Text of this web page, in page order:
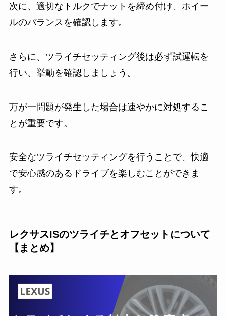
次に、適切なトルクでナットを締め付け、ホイー
ルのバランスを確認します。
さらに、ツライチセッティング後は必ず試運転を
行い、挙動を確認しましょう。
万が一問題が発生した場合は速やかに対処するこ
とが重要です。
安全なツライチセッティングを行うことで、快適
で安心感のあるドライブを楽しむことができま
す。
レクサスISのツライチとオフセットについて
【まとめ】